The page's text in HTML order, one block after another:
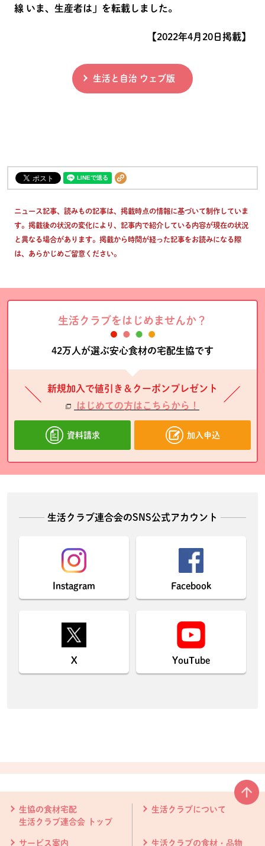
線 いま、生産者は」を転載しました。
【2022年4月20日掲載】
生活と自治 ウェブ版
ニュース記事、読みもの記事は、掲載時点の情報に基づいて制作していま
す。掲載後の状況の変化により、記事内で紹介している内容が現在の状況
と異なる場合があります。掲載から時間が経った記事をお読みになる際
は、あらかじめご留意ください。
生活クラブをはじめませんか？
42万人が選ぶ安心食材の宅配生協です
新規加入で値引き＆クーポンプレゼント
はじめての方はこちらから！
資料請求 加入申込
生活クラブ連合会のSNS公式アカウント
Instagram Facebook
X YouTube
生協の食材宅配
生活クラブ連合会 トップ
生活クラブについて
サービス案内 生活クラブの食材・品物